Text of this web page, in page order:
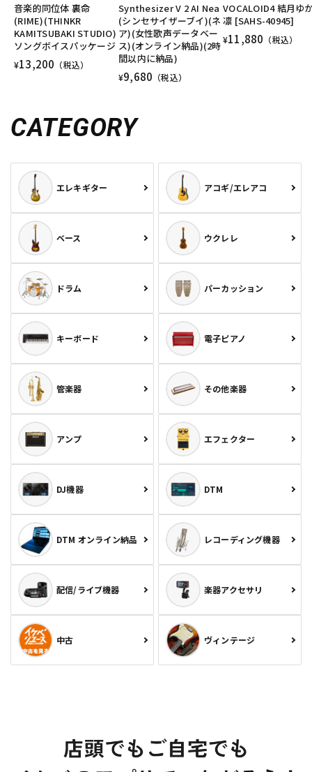
音楽的同位体 裏命
(RIME)(THINKR
KAMITSUBAKI STUDIO)
ソングボイスパッケージ
¥13,200 （税込）
Synthesizer V 2 AI Nea
(シンセサイザーブイ)(ネ
ア)(女性歌声データベー
ス)(オンライン納品)(2時
間以内に納品)
¥9,680 （税込）
VOCALOID4 結月ゆ
凛 [SAHS-40945]
¥11,880 （税込）
CATEGORY
エレキギター アコギ/エレアコ
ベース ウクレレ
ドラム パーカッション
キーボード 電子ピアノ
管楽器 その他楽器
アンプ エフェクター
DJ機器 DTM
DTM オンライン納品 レコーディング機器
配信/ライブ機器 楽器アクセサリ
中古 ヴィンテージ